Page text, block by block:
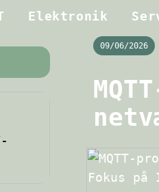
Elektronik
09/06/2026